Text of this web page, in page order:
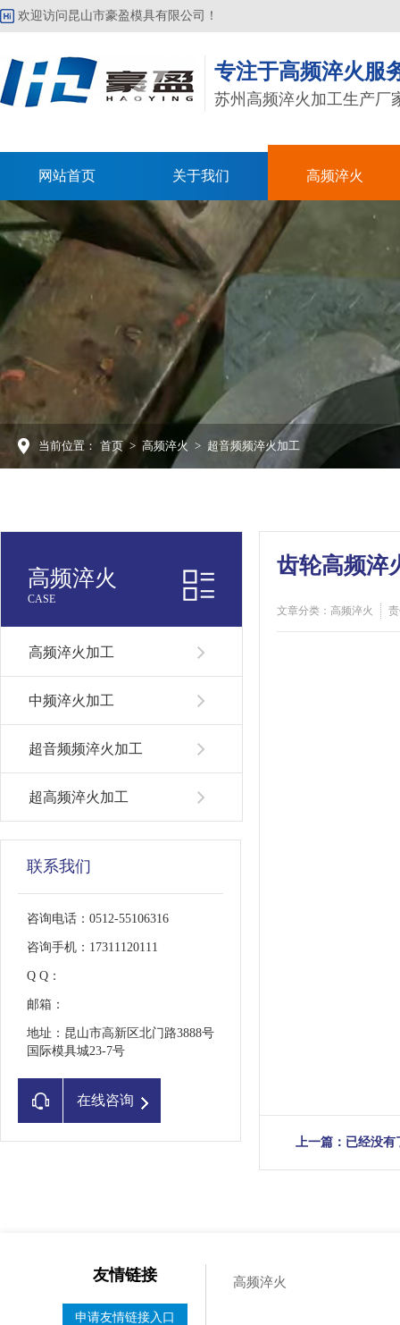
欢迎访问昆山市豪盈模具有限公司！
专注于高频淬火服
苏州高频淬火加工生产厂
网站首页 关于我们 高频淬火
当前位置： 首页 > 高频淬火 > 超音频频淬火加工
高频淬火
CASE
高频淬火加工
中频淬火加工
超音频频淬火加工
超高频淬火加工
联系我们
咨询电话：0512-55106316
咨询手机：17311120111
Q Q：
邮箱：
地址：昆山市高新区北门路3888号
国际模具城23-7号
在线咨询
齿轮高频淬
文章分类：高频淬火
上一篇：已经没有
友情链接
申请友情链接入口
高频淬火